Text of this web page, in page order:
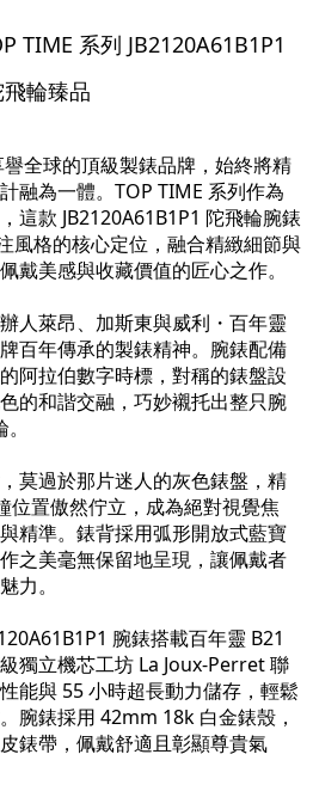
TIME 系列 JB2120A61B1P1
輪臻品
全球的頂級製錶品牌，始終將精
融為一體。TOP TIME 系列作為
這款 JB2120A61B1P1 陀飛輪腕錶
風格的核心定位，融合精緻細節與
戴美感與收藏價值的匠心之作。
人萊昂、加斯東與威利・百年靈
百年傳承的製錶精神。腕錶配備
阿拉伯數字時標，對稱的錶盤設
的和諧交融，巧妙襯托出整只腕
莫過於那片迷人的灰色錶盤，精
位置傲然佇立，成為絕對視覺焦
精準。錶背採用弧形開放式藍寶
之美毫無保留地呈現，讓佩戴者
力。
腕錶搭載百年靈 B21
獨立機芯工坊 La Joux-Perret 聯
能與 55 小時超長動力儲存，輕鬆
腕錶採用 42mm 18k 白金錶殼，
錶帶，佩戴舒適且彰顯尊貴氣